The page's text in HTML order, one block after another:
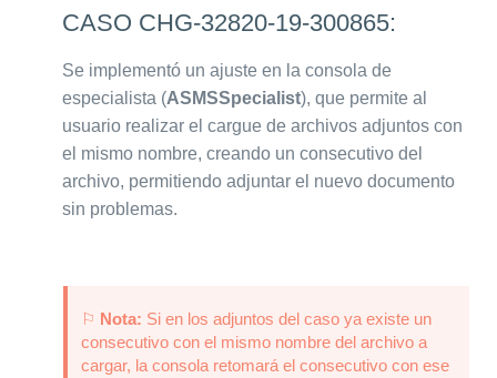
CASO CHG-32820-19-300865:
Se implementó un ajuste en la consola de
especialista (ASMSSpecialist), que permite al
usuario realizar el cargue de archivos adjuntos con
el mismo nombre, creando un consecutivo del
archivo, permitiendo adjuntar el nuevo documento
sin problemas.
⚐ Nota: Si en los adjuntos del caso ya existe un
consecutivo con el mismo nombre del archivo a
cargar, la consola retomará el consecutivo con ese